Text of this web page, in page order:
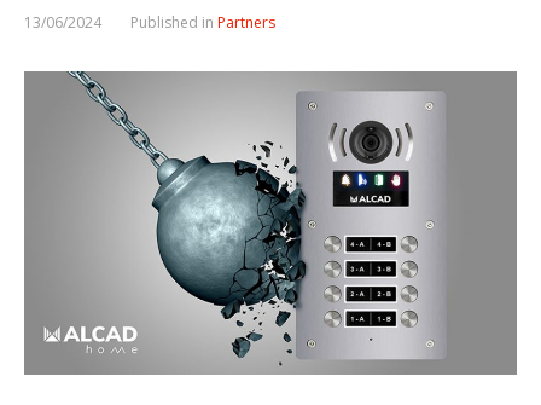
13/06/2024 Published in Partners